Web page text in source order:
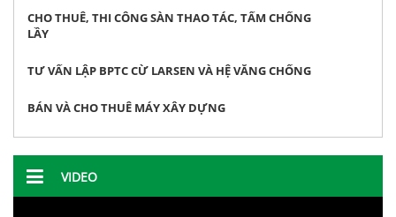
CHO THUÊ, THI CÔNG SÀN THAO TÁC, TẤM CHỐNG
LẦY
TƯ VẤN LẬP BPTC CỪ LARSEN VÀ HỆ VĂNG CHỐNG
BÁN VÀ CHO THUÊ MÁY XÂY DỰNG
VIDEO